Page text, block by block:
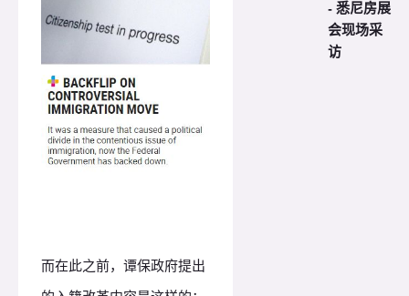
而在此之前，谭保政府提出
- 悉尼房展
会现场采
访